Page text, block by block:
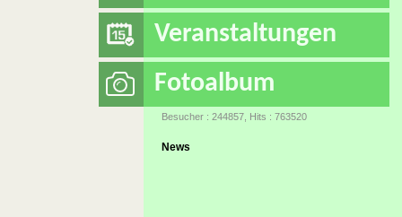
Veranstaltungen
Fotoalbum
Besucher : 244857, Hits : 763520
News